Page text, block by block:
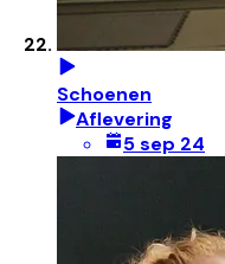
Schoenen
Aflevering
5 sep 24